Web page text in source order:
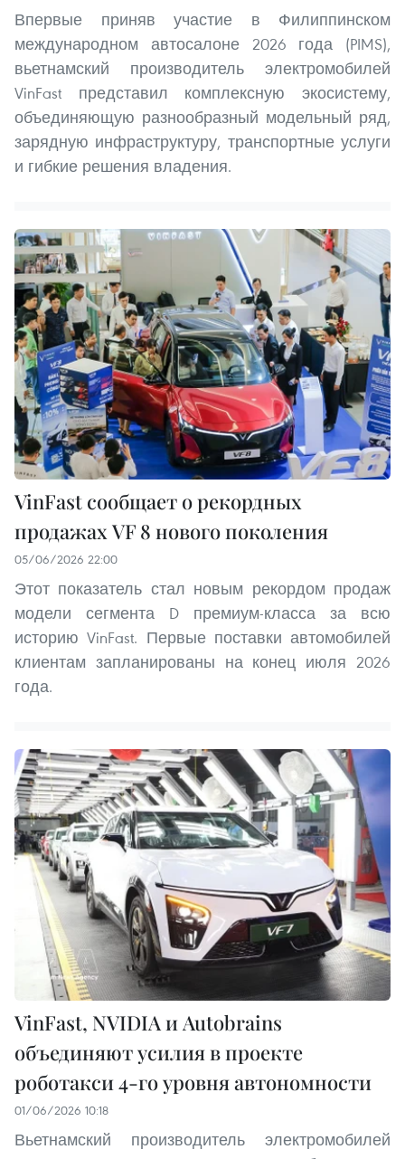
Впервые приняв участие в Филиппинском
международном автосалоне 2026 года (PIMS),
вьетнамский производитель электромобилей
VinFast представил комплексную экосистему,
объединяющую разнообразный модельный ряд,
зарядную инфраструктуру, транспортные услуги
и гибкие решения владения.
VinFast сообщает о рекордных
продажах VF 8 нового поколения
05/06/2026 22:00
Этот показатель стал новым рекордом продаж
модели сегмента D премиум-класса за всю
историю VinFast. Первые поставки автомобилей
клиентам запланированы на конец июля 2026
года.
VinFast, NVIDIA и Autobrains
объединяют усилия в проекте
роботакси 4-го уровня автономности
01/06/2026 10:18
Вьетнамский производитель электромобилей